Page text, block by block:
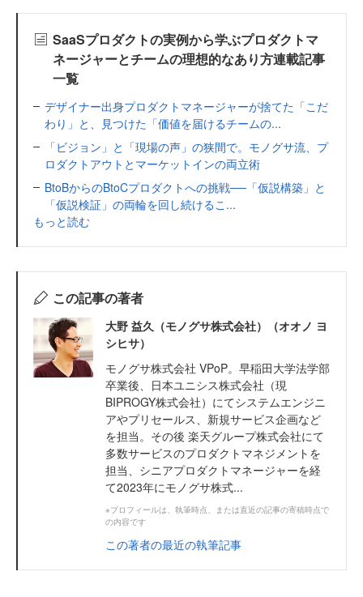
SaaSプロダクトの実例から学ぶプロダクトマ
ネージャーとチームの理想的なあり方連載記事
一覧
デザイナー出身プロダクトマネージャーが捨てた「こだ
わり」と、見つけた「価値を届けるチームの...
「ビジョン」と「現場の声」の狭間で。モノグサ流、プ
ロダクトアウトとマーケットインの両立術
BtoBからのBtoCプロダクトへの挑戦──「仮説構築」と
「仮説検証」の両輪を回し続けるこ...
もっと読む
この記事の著者
大野 益久（モノグサ株式会社）（オオノ ヨ
シヒサ）
モノグサ株式会社 VPoP。早稲田大学法学部
卒業後、日本ユニシス株式会社（現
BIPROGY株式会社）にてシステムエンジニ
アやプリセールス、新規サービス企画など
を担当。その後 楽天グループ株式会社にて
多数サービスのプロダクトマネジメントを
担当、シニアプロダクトマネージャーを経
て2023年にモノグサ株式...
※プロフィールは、執筆時点、または直近の記事の寄稿時点で
の内容です
この著者の最近の執筆記事